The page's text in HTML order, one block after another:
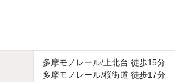
多摩モノレール/上北台 徒歩15分
多摩モノレール/桜街道 徒歩17分